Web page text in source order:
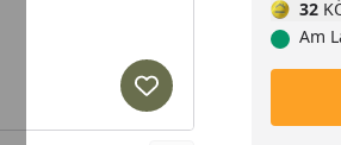
Produkt zur
32
Am